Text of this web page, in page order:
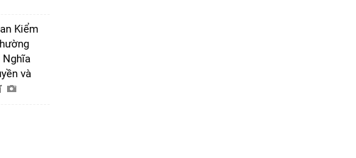
Kiểm
Nghĩa
và